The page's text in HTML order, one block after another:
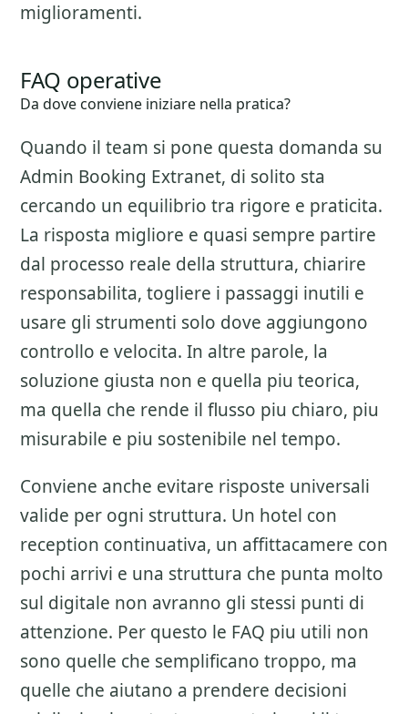
miglioramenti.
FAQ operative
Da dove conviene iniziare nella pratica?
Quando il team si pone questa domanda su
Admin Booking Extranet, di solito sta
cercando un equilibrio tra rigore e praticita.
La risposta migliore e quasi sempre partire
dal processo reale della struttura, chiarire
responsabilita, togliere i passaggi inutili e
usare gli strumenti solo dove aggiungono
controllo e velocita. In altre parole, la
soluzione giusta non e quella piu teorica,
ma quella che rende il flusso piu chiaro, piu
misurabile e piu sostenibile nel tempo.
Conviene anche evitare risposte universali
valide per ogni struttura. Un hotel con
reception continuativa, un affittacamere con
pochi arrivi e una struttura che punta molto
sul digitale non avranno gli stessi punti di
attenzione. Per questo le FAQ piu utili non
sono quelle che semplificano troppo, ma
quelle che aiutano a prendere decisioni